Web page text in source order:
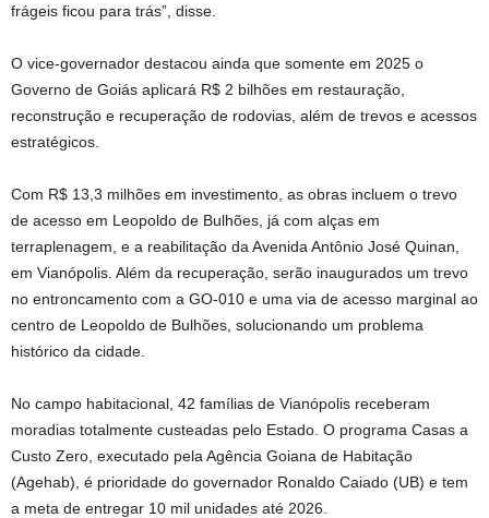
frágeis ficou para trás”, disse.
O vice-governador destacou ainda que somente em 2025 o
Governo de Goiás aplicará R$ 2 bilhões em restauração,
reconstrução e recuperação de rodovias, além de trevos e acessos
estratégicos.
Com R$ 13,3 milhões em investimento, as obras incluem o trevo
de acesso em Leopoldo de Bulhões, já com alças em
terraplenagem, e a reabilitação da Avenida Antônio José Quinan,
em Vianópolis. Além da recuperação, serão inaugurados um trevo
no entroncamento com a GO-010 e uma via de acesso marginal ao
centro de Leopoldo de Bulhões, solucionando um problema
histórico da cidade.
No campo habitacional, 42 famílias de Vianópolis receberam
moradias totalmente custeadas pelo Estado. O programa Casas a
Custo Zero, executado pela Agência Goiana de Habitação
(Agehab), é prioridade do governador Ronaldo Caiado (UB) e tem
a meta de entregar 10 mil unidades até 2026.